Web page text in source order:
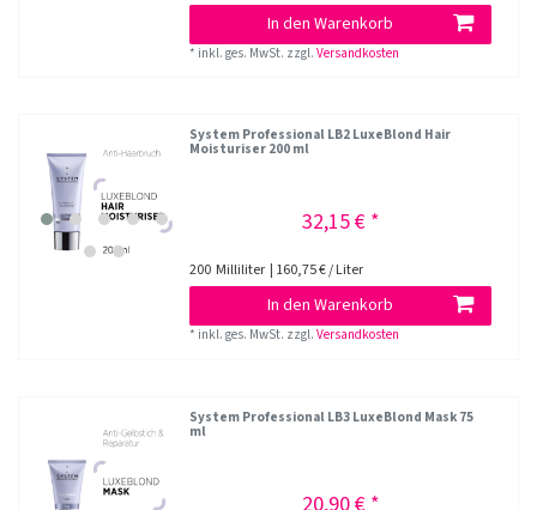
In den Warenkorb
* inkl. ges. MwSt. zzgl.Versandkosten
System Professional LB2 LuxeBlond Hair
Moisturiser 200 ml
32,15 € *
200 Milliliter | 160,75 € / Liter
In den Warenkorb
* inkl. ges. MwSt. zzgl.Versandkosten
System Professional LB3 LuxeBlond Mask 75
ml